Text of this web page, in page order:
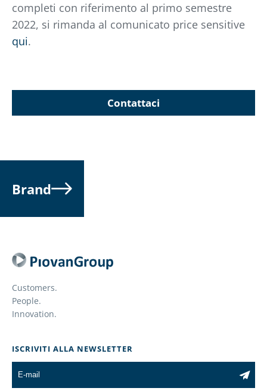
completi con riferimento al primo semestre
2022, si rimanda al comunicato price sensitive
qui.
Contattaci
Brand
Customers.
People.
Innovation.
ISCRIVITI ALLA NEWSLETTER